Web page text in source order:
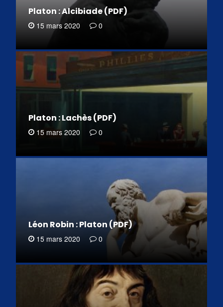
Platon : Alcibiade (PDF)
15 mars 2020 0
Platon : Lachès (PDF)
15 mars 2020 0
Léon Robin : Platon (PDF)
15 mars 2020 0